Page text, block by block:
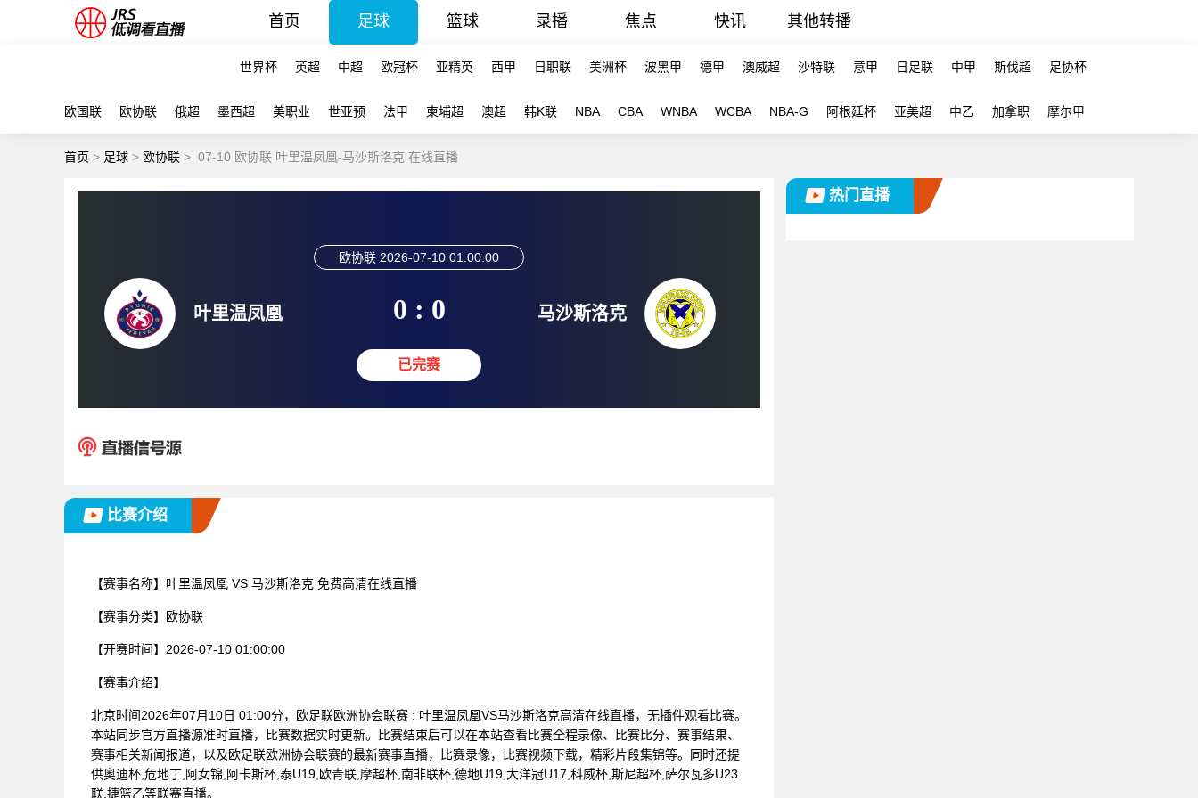
首页 足球 篮球 录播 焦点 快讯 其他转播
世界杯 英超 中超 欧冠杯 亚精英 西甲 日职联 美洲杯 波黑甲 德甲 澳威超 沙特联 意甲 日足联 中甲 斯伐超 足协杯
欧国联 欧协联 俄超 墨西超 美职业 世亚预 法甲 柬埔超 澳超 韩K联 NBA CBA WNBA WCBA NBA-G 阿根廷杯 亚美超 中乙 加拿职 摩尔甲
首页 > 足球 > 欧协联 > 07-10 欧协联 叶里温凤凰-马沙斯洛克 在线直播
叶里温凤凰
欧协联 2026-07-10 01:00:00
0 : 0
已完赛
马沙斯洛克
比赛介绍
【赛事名称】 叶里温凤凰 VS 马沙斯洛克 免费高清在线直播
【赛事分类】 欧协联
【开赛时间】 2026-07-10 01:00:00
【赛事介绍】
北京时间2026年07月10日 01:00分，欧足联欧洲协会联赛 : 叶里温凤凰VS马沙斯洛克高清在线直播，无插件观看比赛。
本站同步官方直播源准时直播，比赛数据实时更新。比赛结束后可以在本站查看比赛全程录像、比赛比分、赛事结果、
赛事相关新闻报道，以及欧足联欧洲协会联赛的最新赛事直播，比赛录像，比赛视频下载，精彩片段集锦等。同时还提
供奥迪杯,危地丁,阿女锦,阿卡斯杯,泰U19,欧青联,摩超杯,南非联杯,德地U19,大洋冠U17,科威杯,斯尼超杯,萨尔瓦多U23
联,捷篮乙等联赛直播。
热门直播